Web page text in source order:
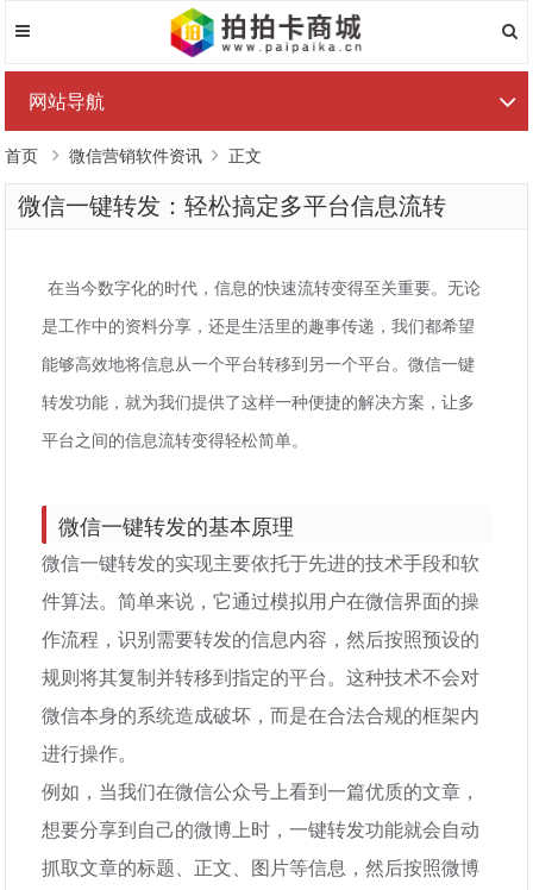
网站导航
首页 微信营销软件资讯 正文
微信一键转发：轻松搞定多平台信息流转
在当今数字化的时代，信息的快速流转变得至关重要。无论
是工作中的资料分享，还是生活里的趣事传递，我们都希望
能够高效地将信息从一个平台转移到另一个平台。微信一键
转发功能，就为我们提供了这样一种便捷的解决方案，让多
平台之间的信息流转变得轻松简单。
微信一键转发的基本原理
微信一键转发的实现主要依托于先进的技术手段和软
件算法。简单来说，它通过模拟用户在微信界面的操
作流程，识别需要转发的信息内容，然后按照预设的
规则将其复制并转移到指定的平台。这种技术不会对
微信本身的系统造成破坏，而是在合法合规的框架内
进行操作。
例如，当我们在微信公众号上看到一篇优质的文章，
想要分享到自己的微博上时，一键转发功能就会自动
抓取文章的标题、正文、图片等信息，然后按照微博